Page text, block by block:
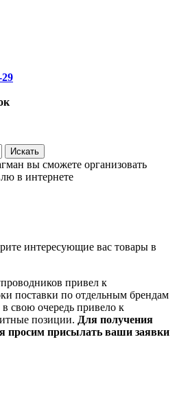
29
вы сможете организовать
в интернете
интересующие вас товары в
привел к
поставки по отдельным брендам
свою очередь привело к
позиции. Для получения
просим присылать ваши заявки